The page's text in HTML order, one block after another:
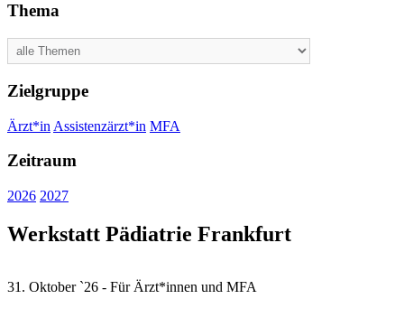
Thema
Zielgruppe
Ärzt*in Assistenzärzt*in MFA
Zeitraum
2026 2027
Werkstatt Pädiatrie Frankfurt
31. Oktober `26 - Für Ärzt*innen und MFA